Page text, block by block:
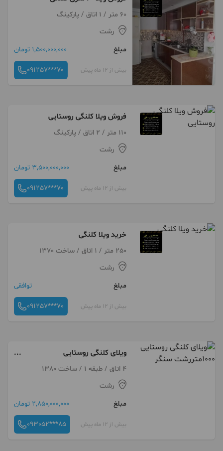
60 متر / 1 اتاق / پارکینگ
رشت
مبلغ
1,500,000,000 تومان
بیش از 12 ماه پیش 091257***70
فروش ویلا کلنگی روستایی
110 متر / 2 اتاق / پارکینگ
رشت
مبلغ
3,500,000,000 تومان
بیش از 12 ماه پیش 091257***70
خرید ویلا کلنگی
250 متر / 1 اتاق / ساخت 1370
رشت
مبلغ
توافقی
بیش از 12 ماه پیش 091257***70
ویلای کلنگی روستایی
۱۰۰۰متررشت سنگر
4 اتاق / طبقه 1 / ساخت 1380
رشت
مبلغ
2,850,000,000 تومان
بیش از 12 ماه پیش 093052***85